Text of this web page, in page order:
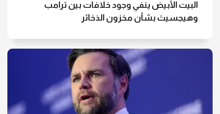
مساعدات غذائية لقطاع غزة
البيت الأبيض ينفي وجود خلافات بين ترامب
وهيجسيث بشأن مخزون الذخائر